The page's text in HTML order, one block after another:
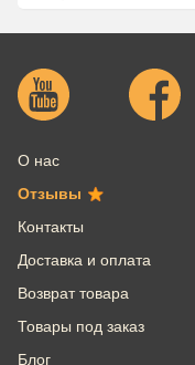
О нас
Отзывы
Контакты
Доставка и оплата
Возврат товара
Товары под заказ
Блог